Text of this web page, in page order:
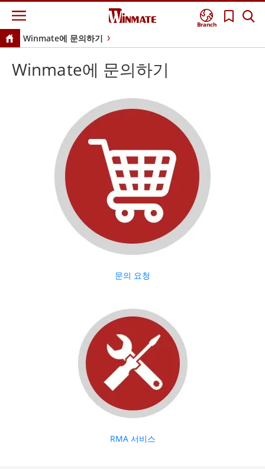
Branch
Winmate에 문의하기
Winmate에 문의하기
문의 요청
RMA 서비스